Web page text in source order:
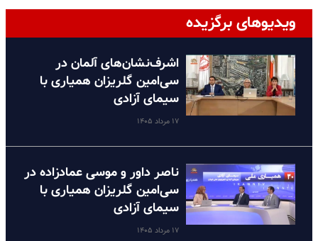
ویدیوهای برگزیده
اشرف‌نشان‌های آلمان در
سی‌امین گلریزان همیاری با
سیمای آزادی
۱۷ مرداد ۱۴۰۵
ناصر داور و موسی عمادزاده در
سی‌امین گلریزان همیاری با
سیمای آزادی
۱۷ مرداد ۱۴۰۵